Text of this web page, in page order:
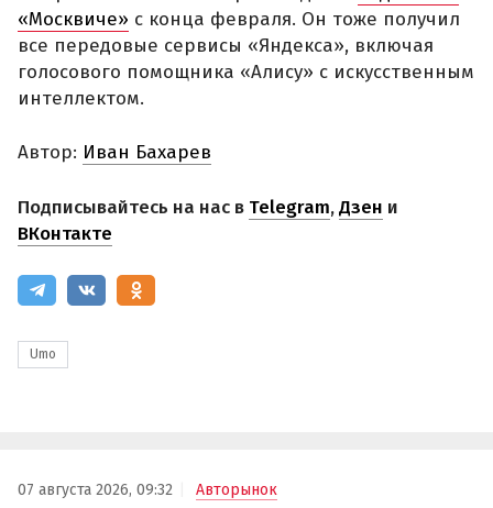
«Москвиче» с конца февраля. Он тоже получил
все передовые сервисы «Яндекса», включая
голосового помощника «Алису» с искусственным
интеллектом.
Автор: Иван Бахарев
Подписывайтесь на нас в Telegram,Дзен и
ВКонтакте
Umo
07 августа 2026, 09:32 Авторынок